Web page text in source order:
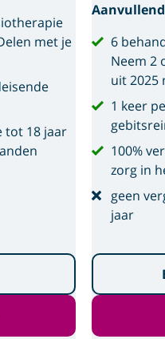
met je
tot 18 jaar
6
Neem 2
uit 2025
1 keer
100%
zorg in
geen
jaar